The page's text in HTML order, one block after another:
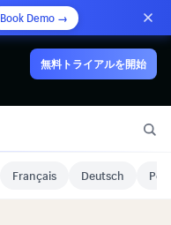
Book Demo →
無料トライアルを開始
Français Deutsch